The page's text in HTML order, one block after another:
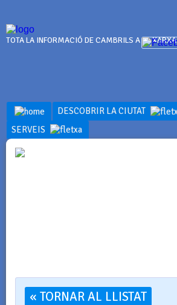
TOTA LA INFORMACIÓ DE CAMBRILS A LA XARXA
DESCOBRIR LA CIUTAT
SERVEIS
« TORNAR AL LLISTAT